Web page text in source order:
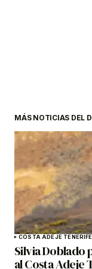
MÁS NOTICIAS DEL
COSTA ADEJE TENERIFE
Silvia Doblado
al Costa Adeje